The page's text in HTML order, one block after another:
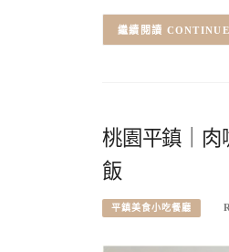
桃園平鎮｜肉
飯
平鎮美食小吃餐廳